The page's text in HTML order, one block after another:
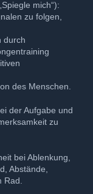
mich“):
zu folgen,
durch
des Menschen.
der Aufgabe und
zu
bei Ablenkung,
Abstände,